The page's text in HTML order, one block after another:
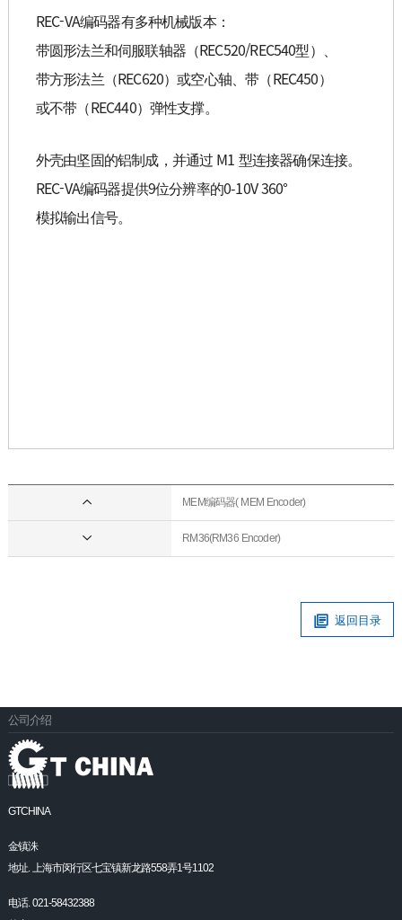
REC-VA编码器有多种机械版本：
带圆形法兰和伺服联轴器（REC520/REC540型）、
带方形法兰（REC620）或空心轴、带（REC450）
或不带（REC440）弹性支撑。
外壳由坚固的铝制成，并通过 M1 型连接器确保连接。
REC-VA编码器提供9位分辨率的0-10V 360°
模拟输出信号。
MEM编码器( MEM Encoder)
RM36(RM36 Encoder)
返回目录
公司介绍
GTCHINA
金镇洙
地址. 上海市闵行区七宝镇新龙路558弄1号1102
电话. 021-58432388